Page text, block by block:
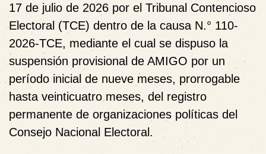
17 de julio de 2026 por el Tribunal Contencioso
Electoral (TCE) dentro de la causa N.° 110-
2026-TCE, mediante el cual se dispuso la
suspensión provisional de AMIGO por un
período inicial de nueve meses, prorrogable
hasta veinticuatro meses, del registro
permanente de organizaciones políticas del
Consejo Nacional Electoral.